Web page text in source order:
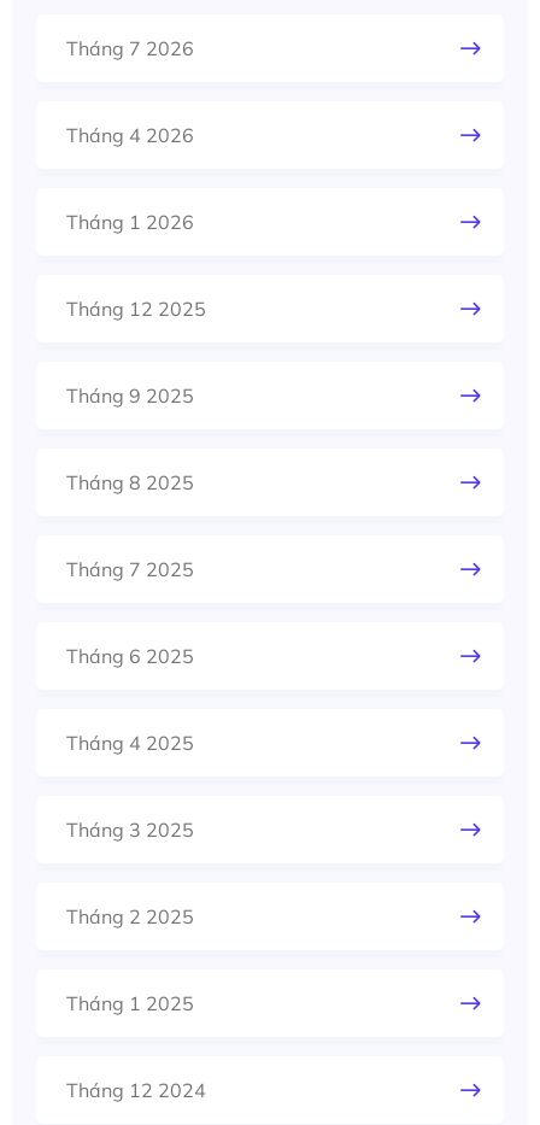
Tháng 7 2026
Tháng 4 2026
Tháng 1 2026
Tháng 12 2025
Tháng 9 2025
Tháng 8 2025
Tháng 7 2025
Tháng 6 2025
Tháng 4 2025
Tháng 3 2025
Tháng 2 2025
Tháng 1 2025
Tháng 12 2024